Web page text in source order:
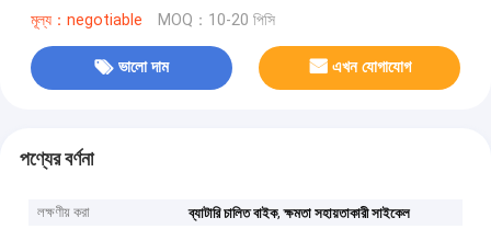
মূল্য：negotiable MOQ：10-20 পিসি
ভালো দাম এখন যোগাযোগ
পণ্যের বর্ণনা
লক্ষণীয় করা ব্যাটারি চালিত বাইক,ক্ষমতা সহায়তাকারী সাইকেল